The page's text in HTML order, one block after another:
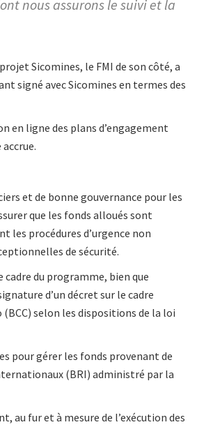
nous assurons le suivi et la
Sicomines, le FMI de son côté, a
signé avec Sicomines en termes des
en ligne des plans d’engagement
et de bonne gouvernance pour les
que les fonds alloués sont
les procédures d’urgence non
de sécurité.
du programme, bien que
d’un décret sur le cadre
selon les dispositions de la loi
pour gérer les fonds provenant de
(BRI) administré par la
au fur et à mesure de l’exécution des